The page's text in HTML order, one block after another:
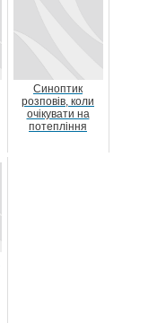
Синоптик
розповів, коли
очікувати на
потепління